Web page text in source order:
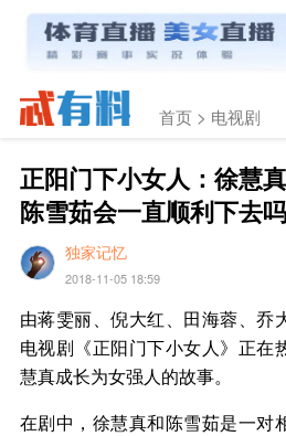
首页 > 电视剧
正阳门下小女人：徐慧
陈雪茹会一直顺利下去
独家记忆
2018-11-05 18:59
由蒋雯丽、倪大红、田海蓉、乔
电视剧《正阳门下小女人》正在
慧真成长为女强人的故事。
在剧中，徐慧真和陈雪茹是一对